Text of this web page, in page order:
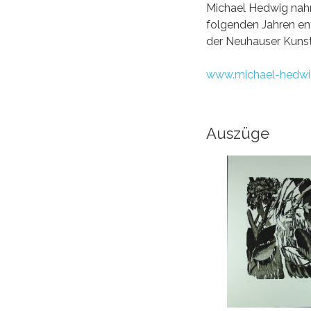
Michael Hedwig
folgenden Jahren
der Neuhauser
www.michael-
Auszüge